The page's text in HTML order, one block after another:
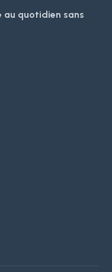
au quotidien sans